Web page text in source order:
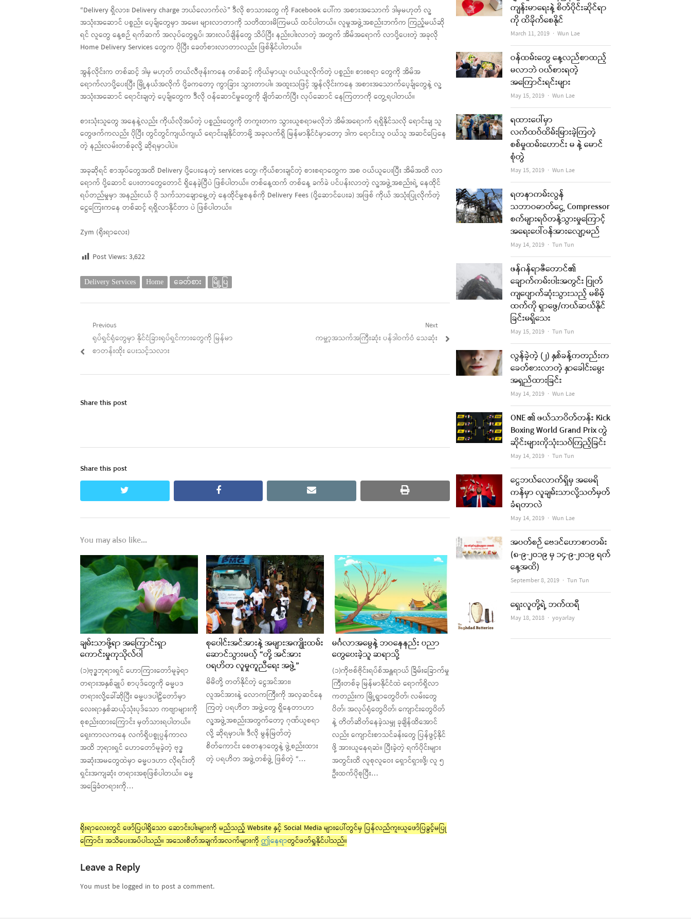
“Delivery ရှိလား၊ Delivery charge ဘယ်လောက်လဲ” ဒီလို စာသားတွေ ကို Facebook ပေါ်က အစားအသောက် ဒါမှမဟုတ် လူ့
အသုံးအဆောင် ပစ္စည်း ပေ့ခ်ျတွေမှာ အမေး များလာတာကို သတိထားမိကြမယ် ထင်ပါတယ်။ လူမှုအဖွဲ့အစည်းဘက်က ကြည့်မယ်ဆို
ရင် လူတွေ နေ့စဉ် ရက်ဆက် အလုပ်တွေရှုပ်၊ အားလပ်ချိန်တွေ သိပ်ပြီး နည်းပါးလာတဲ့ အတွက် အိမ်အရောက် လာပို့ပေးတဲ့ အခုလို
Home Delivery Services တွေက ပိုပြီး ခေတ်စားလာတာလည်း ဖြစ်နိုင်ပါတယ်။
အွန်လိုင်းက တစ်ဆင့် ဒါမှ မဟုတ် တယ်လီဖုန်းကနေ တစ်ဆင့် ကိုယ်မှာယူ၊ ဝယ်ယူလိုက်တဲ့ ပစ္စည်း၊ စားစရာ တွေကို အိမ်အ
ရောက်လာပို့ပေးပြီး မြို့နယ်အလိုက် ပို့ခကတော့ ကွာခြား သွားတာပါ။ အထူးသဖြင့် အွန်လိုင်းကနေ အစားအသောက်ပေ့ခ်ျတွေနဲ့ လူ့
အသုံးအဆောင် ရောင်းချတဲ့ ပေ့ခ်ျတွေက ဒီလို ဝန်ဆောင်မှုတွေကို ချိတ်ဆက်ပြီး လုပ်ဆောင် နေကြတာကို တွေ့ရပါတယ်။
စားသုံးသူတွေ အနေနဲ့လည်း ကိုယ်လိုအပ်တဲ့ ပစ္စည်းတွေကို တကူးတက သွားယူစရာမလိုဘဲ အိမ်အရောက် ရရှိနိုင်သလို ရောင်းချ သူ
တွေဖက်ကလည်း ပိုပြီး တွင်တွင်ကျယ်ကျယ် ရောင်းချနိုင်တာမို့ အခုလက်ရှိ မြန်မာနိုင်ငံမှာတော့ ဒါက ရောင်းသူ ဝယ်သူ အဆင်ပြေနေ
တဲ့ နည်းလမ်းတစ်ခုလို့ ဆိုရမှာပါပဲ။
အခုဆိုရင် စာအုပ်တွေအထိ Delivery ပို့ပေးနေတဲ့ services တွေ၊ ကိုယ်စားချင်တဲ့ စားစရာတွေက အစ ဝယ်ယူပေးပြီး အိမ်အထိ လာ
ရောက် ပို့ဆောင် ပေးတာတွေတောင် ရှိနေခဲ့ပြီပဲ ဖြစ်ပါတယ်။ တစ်နေ့ထက် တစ်နေ့ ခက်ခဲ ပင်ပန်းလာတဲ့ လူ့အဖွဲ့အစည်းရဲ့ နေထိုင်
ရပ်တည်မှုမှာ အနည်းငယ် ပို သက်သာချောမွေ့တဲ့ နေထိုင်မှုစနစ်ကို Delivery Fees (ပို့ဆောင်ပေးခ) အဖြစ် ကိုယ် အသုံးပြုလိုက်တဲ့
ငွေကြေးကနေ တစ်ဆင့် ရရှိလာနိုင်တာ ပဲ ဖြစ်ပါတယ်။
Zym (ရိုးရာလေး)
Post Views:3,622
Delivery Services Home ခေတ်စား မြို့ပြ
Post
navigation
Previous
Previous
post:
ရုပ်ရှင်ရုံတွေမှာ နိုင်ငံခြားရုပ်ရှင်ကားတွေကို မြန်မာ
စာတန်းထိုး ပေးသင့်သလား
Next
Next
ကမ္ဘာ့အသက်အကြီးဆုံး ပန်ဒါဝက်ဝံ သေဆုံး
Share this post
Share this post
facebook email print
You may also like...
ချမ်းသာဖို့ရာ အကြောင်းရှာ
ကောင်းမှုကုသိုလ်ပါ
(၁)ဗုဒ္ဓဘုရားရှင် ဟောကြားတော်မူခဲ့ရာ
တရားအနှစ်ချုပ် စာပုဒ်တွေကို ဓမ္မပဒ
တရားလို့ခေါ်ဆိုပြီး ဓမ္မပဒပါဠိတော်မှာ
လေးရာနှစ်ဆယ့်သုံးပုဒ်သော ကဗျာများကို
စုစည်းထားကြောင်း မှတ်သားရပါတယ်။
ရှေးကာလကနေ လက်ရှိပစ္စုပ္ပန်ကာလ
အထိ ဘုရားရှင် ဟောတော်မူခဲ့တဲ့ ဗုဒ္ဓ
အဆုံးအမတွေထဲမှာ ဓမ္မပဒဟာ လိုရင်းတို
ရှင်းအကျဆုံး တရားအစုဖြစ်ပါတယ်။ ဓမ္မ
အခြေခံတရားကို…
စုပေါင်းအင်အားနဲ့ အများအကျိုးထမ်း
ဆောင်သွားမယ့် “တို့ အင်အား
ပရဟိတ လူမှုကူညီရေး အဖွဲ့”
မိမိတို့ တတ်နိုင်တဲ့ ငွေအင်အား၊
လူအင်အားနဲ့ လောကကြီးကို အလှဆင်နေ
ကြတဲ့ ပရဟိတ အဖွဲ့တွေ ရှိနေတာဟာ
လူ့အဖွဲ့အစည်းအတွက်တော့ ဂုဏ်ယူစရာ
လို့ ဆိုရမှာပါ။ ဒီလို မွန်မြတ်တဲ့
စိတ်ကောင်း စေတနာတွေနဲ့ ဖွဲ့စည်းထား
တဲ့ ပရဟိတ အဖွဲ့တစ်ဖွဲ့ ဖြစ်တဲ့ “…
မင်္ဂလာအမွေနဲ့ ဘဝနေနည်း ပညာ
တွေပေးခဲ့သူ ဆရာသို့
(၁)ကိုဗစ်ဗိုင်းရပ်စ်အန္တရာယ် ခြိမ်းခြောက်မှု
ကြီးတစ်ခု မြန်မာနိုင်ငံထဲ ရောက်ရှိလာ
ကတည်းက မြို့ရွာတွေပိတ်၊ လမ်းတွေ
ပိတ်၊ အလုပ်ရုံတွေပိတ်၊ ကျောင်းတွေပိတ်
နဲ့ တိတ်ဆိတ်နေခဲ့သမျှ ခုချိန်ထိအောင်
လည်း ကျောင်းစာသင်ခန်းတွေ ပြန်ဖွင့်နိုင်
ဖို့ အားယူနေရဆဲ။ ပြီးခဲ့တဲ့ ရက်ပိုင်းများ
အတွင်းထိ လူစုလူဝေး ရှောင်ရှားဖို့၊ လူ ၅
ဦးထက်ပိုစုပြီး…
ရိုးရာလေးတွင် ဖော်ပြပါရှိသော ဆောင်းပါးများကို မည်သည့် Website နှင့် Social Media များပေါ်တွင်မှ ပြန်လည်ကူးယူဖော်ပြခွင့်မပြု
ကြောင်း အသိပေးအပ်ပါသည်။ အသေးစိတ်အချက်အလက်များကို ဤနေရာတွင်ဖတ်ရှုနိုင်ပါသည်။
Leave a Reply
You must be logged in to post a comment.
ကျန်းမာရေးနဲ့ စိတ်ပိုင်းဆိုင်ရာ
ကို ထိခိုက်စေနိုင်
March 11, 2019 Author
Wun Lae
ဝန်ထမ်းတွေ နေ့လည်စာထည့်
မလာဘဲ ဝယ်စားရတဲ့
အကြောင်းရင်းများ
May 15, 2019 Author
Wun Lae
ရထားပေါ်မှာ
လက်ထပ်ထိမ်းမြားခဲ့ကြတဲ့
စစ်မှုထမ်းဟောင်း မ နဲ့ မောင်
စုံတွဲ
May 15, 2019 Author
Wun Lae
ရတနာကမ်းလွန်
သဘာဝဓာတ်ငွေ့ Compressor
စက်များရပ်တန့်သွားမှုကြောင့်
အရေးပေါ်ဝန်အားလျော့မည်
May 14, 2019 Author
Tun Tun
ဖန်ဂန်ရာဇီတောင်၏
ချောက်ကမ်းပါးအတွင်း ပြုတ်
ကျပျောက်ဆုံးသွားသည့် မစိမ့်
ထက်ကို ရှာဖွေ/ကယ်ဆယ်နိုင်
ခြင်းမရှိသေး
May 15, 2019 Author
Tun Tun
လွန်ခဲ့တဲ့ (၂) နှစ်ခန့်ကတည်းက
ခေတ်စားလာတဲ့ နှာခေါင်းမွေး
အရှည်ထားခြင်း
May 14, 2019 Author
Wun Lae
ONE ၏ ဖယ်သာဝိတ်တန်း Kick
Boxing World Grand Prix တွဲ
ဆိုင်းများကိုသုံးသပ်ကြည့်ခြင်း
May 14, 2019 Author
Tun Tun
ငွေဘယ်လောက်ရှိမှ အမေရိ
ကန်မှာ လူချမ်းသာလို့သတ်မှတ်
ခံရတာလဲ
May 14, 2019 Author
Wun Lae
အပတ်စဉ် ဗေဒင်ဟောစာတမ်း
(၈-၉-၂၀၁၉ မှ ၁၄-၉-၂၀၁၉ ရက်
နေ့အထိ)
September 8, 2019 Author
Tun Tun
ရှေးလူတို့ရဲ့ ဘက်ထရီ
May 18, 2018 Author
yoyarlay